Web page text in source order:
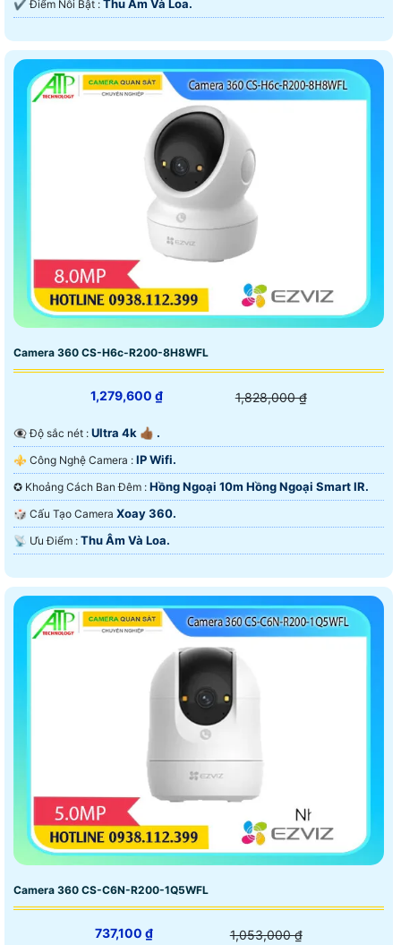
️✔️ Điểm Nỗi Bật : Thu Âm Và Loa.
Camera 360 CS-H6c-R200-8H8WFL
1,279,600 ₫ 1,828,000 ₫
👁️‍🗨 Độ sắc nét : Ultra 4k 👍🏾 .
⚜️ Công Nghệ Camera : IP Wifi.
✪ Khoảng Cách Ban Đêm : Hồng Ngoại 10m Hồng Ngoại Smart IR.
🎲 Cấu Tạo Camera Xoay 360.
️📡 Ưu Điểm : Thu Âm Và Loa.
Camera 360 CS-C6N-R200-1Q5WFL
737,100 ₫ 1,053,000 ₫